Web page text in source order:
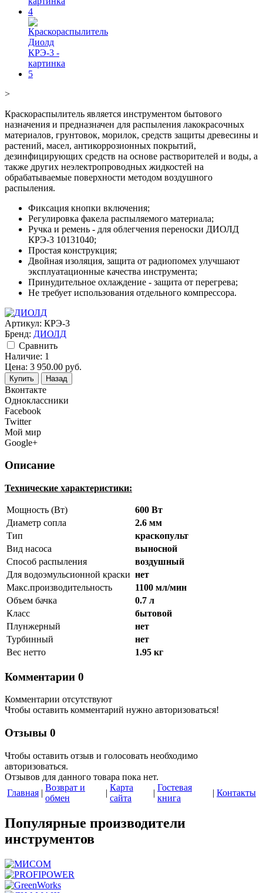
>
Краскораспылитель является инструментом бытового
назначения и предназначен для распыления лакокрасочных
материалов, грунтовок, морилок, средств защиты древесины и
растений, масел, антикоррозионных покрытий,
дезинфицирующих средств на основе растворителей и воды, а
также других неэлектропроводных жидкостей на
обрабатываемые поверхности методом воздушного
распыления.
Фиксация кнопки включения;
Регулировка факела распыляемого материала;
Ручка и ремень - для облегчения переноски ДИОЛД
КРЭ-3 10131040;
Простая конструкция;
Двойная изоляция, защита от радиопомех улучшают
эксплуатационные качества инструмента;
Принудительное охлаждение - защита от перегрева;
Не требует использования отдельного компрессора.
Артикул: КРЭ-3
Бренд: ДИОЛД
Cравнить
Наличие: 1
Цена: 3 950.00 руб.
Купить Назад
Вконтакте
Одноклассники
Facebook
Twitter
Мой мир
Google+
Описание
Технические характеристики:
Мощность (Вт)
600 Вт
Диаметр сопла
2.6 мм
Тип
краскопульт
Вид насоса
выносной
Способ распыления
воздушный
Для водоэмульсионной краски нет
Макс.производительность
1100 мл/мин
Объем бачка
0.7 л
Класс
бытовой
Плунжерный
нет
Турбинный
нет
Вес нетто
1.95 кг
Комментарии 0
Комментарии отсутствуют
Чтобы оставить комментарий нужно авторизоваться!
Отзывы 0
Чтобы оcтавить отзыв и голосовать необходимо
авторизоваться.
Отзывов для данного товара пока нет.
Главная |
Возврат и
обмен
|
Карта
сайта
|
Гостевая
книга
| Контакты
Популярные производители
инструментов